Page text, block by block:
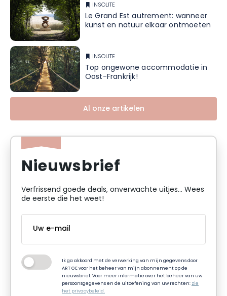
INSOLITE
Le Grand Est autrement: wanneer
kunst en natuur elkaar ontmoeten
INSOLITE
Top ongewone accommodatie in
Oost-Frankrijk!
Al onze artikelen
Nieuwsbrief
Verfrissend goede deals, onverwachte uitjes... Wees
de eerste die het weet!
Ik ga akkoord met de verwerking van mijn gegevens door
ART GE voor het beheer van mijn abonnement op de
nieuwsbrief. Voor meer informatie over het beheer van uw
persoonsgegevens en de uitoefening van uw rechten:zie
het privacybeleid.